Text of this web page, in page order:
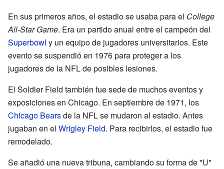
En sus primeros años, el estadio se usaba para el College
All-Star Game. Era un partido anual entre el campeón del
Superbowl y un equipo de jugadores universitarios. Este
evento se suspendió en 1976 para proteger a los
jugadores de la NFL de posibles lesiones.
El Soldier Field también fue sede de muchos eventos y
exposiciones en Chicago. En septiembre de 1971, los
Chicago Bearsde la NFL se mudaron al estadio. Antes
jugaban en el Wrigley Field. Para recibirlos, el estadio fue
remodelado.
Se añadió una nueva tribuna, cambiando su forma de "U"